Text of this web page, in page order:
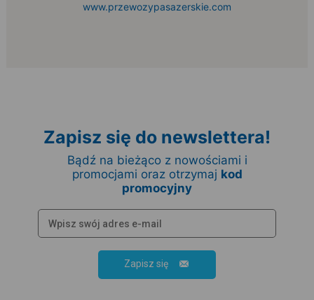
www.przewozypasazerskie.com
Zapisz się do newslettera!
Bądź na bieżąco z nowościami i
promocjami oraz otrzymaj kod
promocyjny
Zapisz się